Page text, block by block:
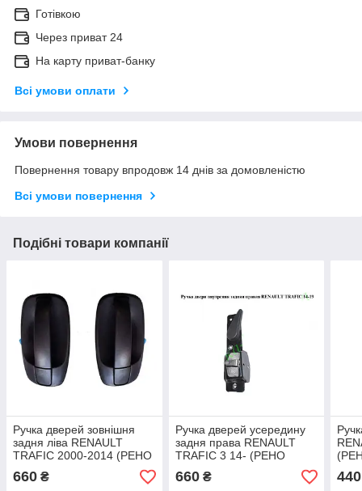
Готівкою
Через приват 24
На карту приват-банку
Всі умови оплати
Умови повернення
Повернення товару впродовж 14 днів за домовленістю
Всі умови повернення
Подібні товари компанії
Ручка дверей зовнішня
задня ліва RENAULT
TRAFIC 2000-2014 (РЕНО
ТРАФІК)
660 ₴
Ручка дверей усередину
задня права RENAULT
TRAFIC 3 14- (РЕНО
ТРАФІК)
660₴ 440